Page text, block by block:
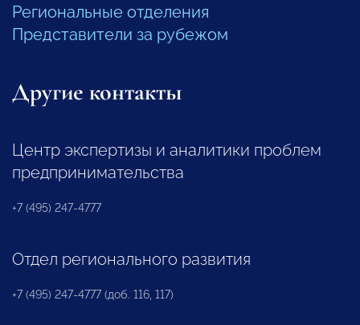
Региональные отделения
Представители за рубежом
Другие контакты
Центр экспертизы и аналитики проблем
предпринимательства
+7 (495) 247-4777
Отдел регионального развития
+7 (495) 247-4777 (доб. 116, 117)